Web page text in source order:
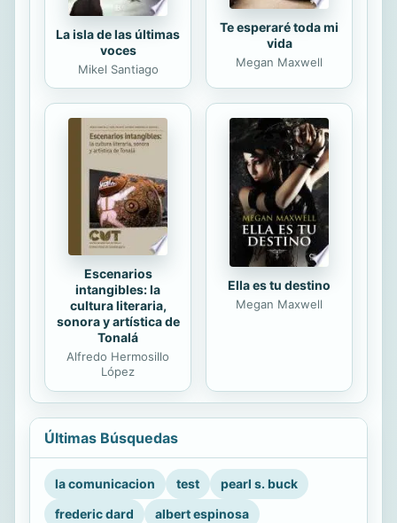
La isla de las últimas
voces
Mikel Santiago
Te esperaré toda mi
vida
Megan Maxwell
Escenarios
intangibles: la
cultura literaria,
sonora y artística de
Tonalá
Alfredo Hermosillo
López
Ella es tu destino
Megan Maxwell
Últimas Búsquedas
la comunicacion test
pearl s. buck
frederic dard
albert espinosa